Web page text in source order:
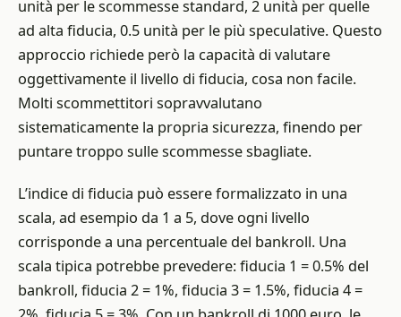
unità per le scommesse standard, 2 unità per quelle
ad alta fiducia, 0.5 unità per le più speculative. Questo
approccio richiede però la capacità di valutare
oggettivamente il livello di fiducia, cosa non facile.
Molti scommettitori sopravvalutano
sistematicamente la propria sicurezza, finendo per
puntare troppo sulle scommesse sbagliate.
L’indice di fiducia può essere formalizzato in una
scala, ad esempio da 1 a 5, dove ogni livello
corrisponde a una percentuale del bankroll. Una
scala tipica potrebbe prevedere: fiducia 1 = 0.5% del
bankroll, fiducia 2 = 1%, fiducia 3 = 1.5%, fiducia 4 =